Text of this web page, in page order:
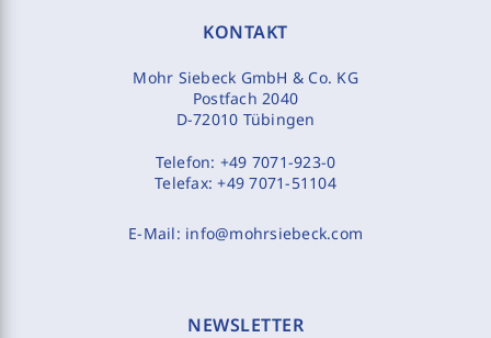
KONTAKT
Mohr Siebeck GmbH & Co. KG
Postfach 2040
D-72010 Tübingen
Telefon: +49 7071-923-0
Telefax:+49 7071-51104
E-Mail: info@mohrsiebeck.com
NEWSLETTER